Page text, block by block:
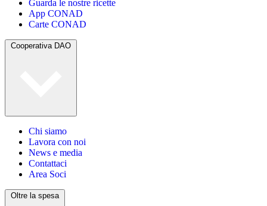
Guarda le nostre ricette
App CONAD
Carte CONAD
Cooperativa DAO
Chi siamo
Lavora con noi
News e media
Contattaci
Area Soci
Oltre la spesa